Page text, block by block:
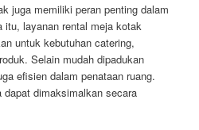
juga memiliki peran penting dalam
itu, layanan rental meja kotak
untuk kebutuhan catering,
Selain mudah dipadukan
efisien dalam penataan ruang.
dapat dimaksimalkan secara